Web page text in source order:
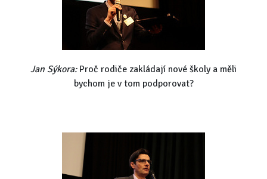
Jan Sýkora:Proč rodiče zakládají nové školy a měli
bychom je v tom podporovat?